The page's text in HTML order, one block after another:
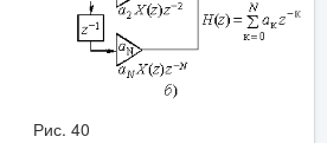
Рис. 40